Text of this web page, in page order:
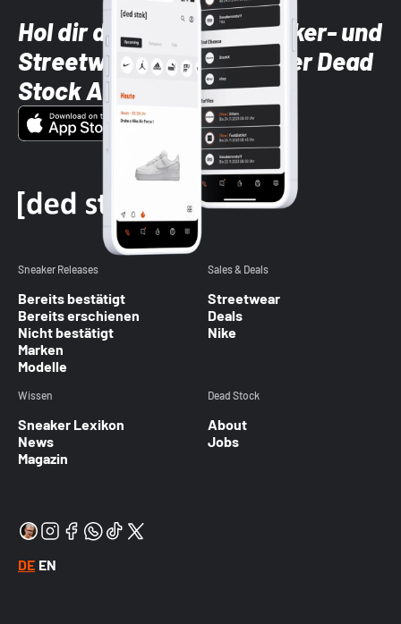
Hol dir die neuesten Sneaker- und
Streetwear-Brands mit der Dead
Stock App
Sneaker Releases
Bereits bestätigt
Bereits erschienen
Nicht bestätigt
Marken
Modelle
Sales & Deals
Streetwear
Deals
Nike
Wissen
Sneaker Lexikon
News
Magazin
Dead Stock
About
Jobs
DE EN